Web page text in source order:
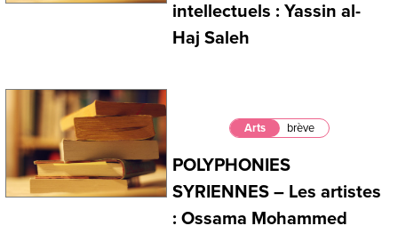
intellectuels : Yassin al-
Haj Saleh
Arts brève
POLYPHONIES
SYRIENNES – Les artistes
: Ossama Mohammed